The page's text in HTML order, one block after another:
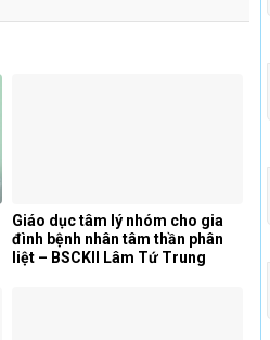
Giáo dục tâm lý nhóm cho gia
đình bệnh nhân tâm thần phân
liệt – BSCKII Lâm Tứ Trung